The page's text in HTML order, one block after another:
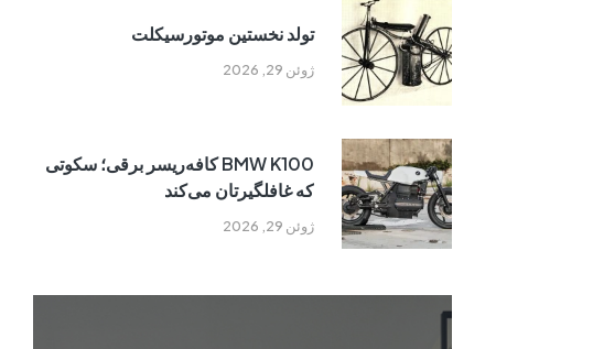
ژوئن 29, 2026
تولد نخستین موتورسیکلت
ژوئن 29, 2026
BMW K100 کافه‌ریسر برقی؛ سکوتی
که غافلگیرتان می‌کند